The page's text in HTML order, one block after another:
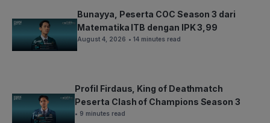
Bunayya, Peserta COC Season 3 dari
Matematika ITB dengan IPK 3,99
August 4, 2026 • 14 minutes read
Profil Firdaus, King of Deathmatch
Peserta Clash of Champions Season 3
• 9 minutes read